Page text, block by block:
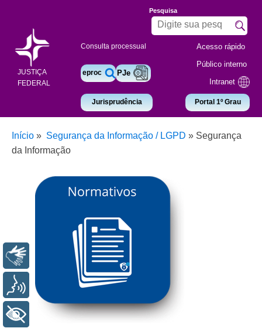
JUSTIÇA
FEDERAL
Consulta processual
eproc PJe
Jurisprudência
Pesquisa
Acesso rápido
Público interno
Intranet
Portal 1º Grau
Início » Segurança da Informação / LGPD » Segurança
da Informação
+ Acessibilidade